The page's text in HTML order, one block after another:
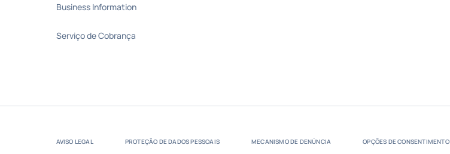
Business Information
Serviço de Cobrança
AVISO LEGAL PROTEÇÃO DE DADOS PESSOAIS MECANISMO DE DENÚNCIA OPÇÕES DE CONSENTIMENTO